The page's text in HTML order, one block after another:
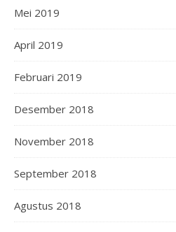
Mei 2019
April 2019
Februari 2019
Desember 2018
November 2018
September 2018
Agustus 2018